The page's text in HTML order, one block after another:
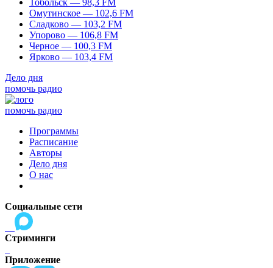
Тобольск — 98,3 FM
Омутинское — 102,6 FM
Сладково — 103,2 FM
Упорово — 106,8 FM
Черное — 100,3 FM
Ярково — 103,4 FM
Дело дня
помочь радио
помочь радио
Программы
Расписание
Авторы
Дело дня
О нас
Социальные сети
Стриминги
Приложение